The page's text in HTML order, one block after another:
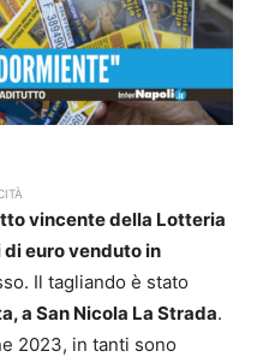
vincente della Lotteria
euro venduto in
Il tagliando è stato
a San Nicola La Strada.
2023, in tanti sono